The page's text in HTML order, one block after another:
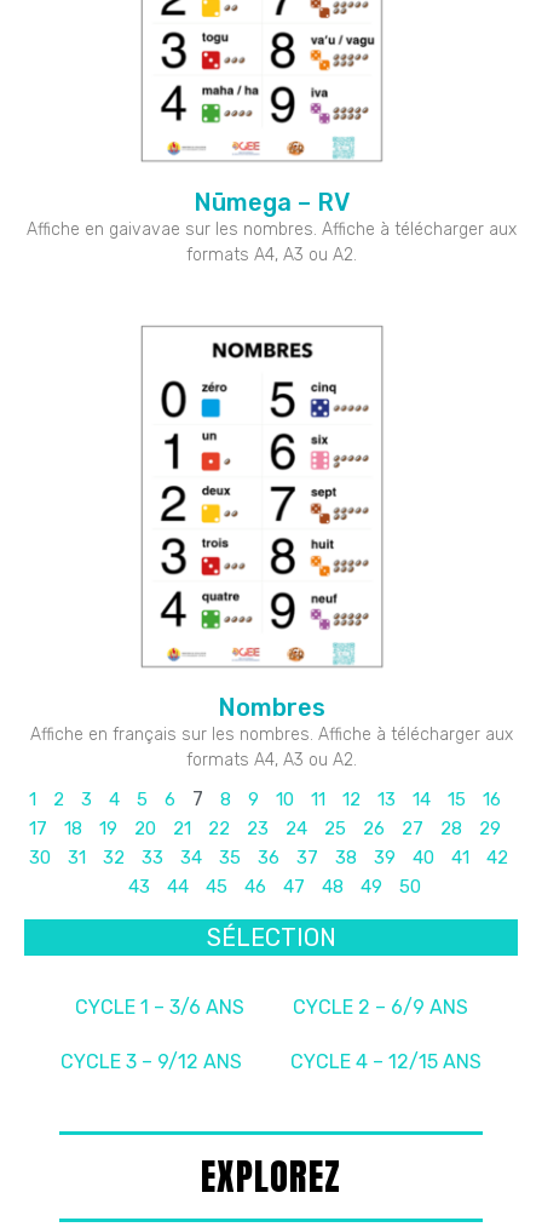
Nūmega – RV
Affiche en gaivavae sur les nombres. Affiche à télécharger aux
formats A4, A3 ou A2.
Nombres
Affiche en français sur les nombres. Affiche à télécharger aux
formats A4, A3 ou A2.
1 2 3 4 5 6 7 8 9 10 11 12 13 14 15
16
17
18 19 20 21 22 23 24 25 26 27 28
29
30
31 32 33 34 35 36 37 38 39 40 41
42
43
44 45 46 47 48 49 50
SÉLECTION
CYCLE 1 – 3/6 ANS CYCLE 2 – 6/9 ANS
CYCLE 3 – 9/12 ANS CYCLE 4 – 12/15 ANS
EXPLOREZ